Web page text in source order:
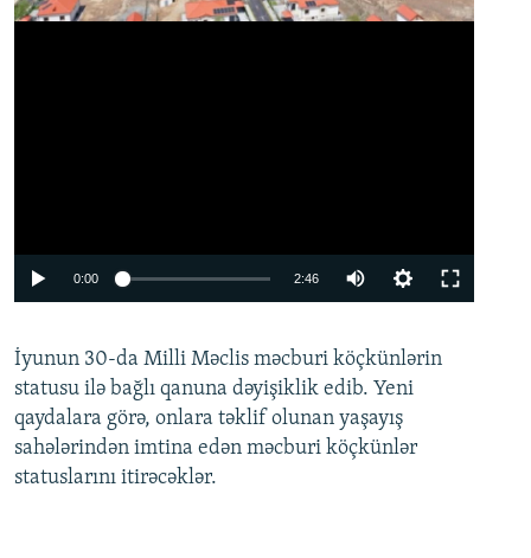
0:00 2:46
360p
480p
720p
İyunun 30-da Milli Məclis məcburi köçkünlərin
statusu ilə bağlı qanuna dəyişiklik edib. Yeni
qaydalara görə, onlara təklif olunan yaşayış
sahələrindən imtina edən məcburi köçkünlər
statuslarını itirəcəklər.